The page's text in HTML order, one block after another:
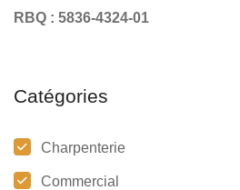
RBQ : 5836-4324-01
Catégories
Charpenterie
Commercial